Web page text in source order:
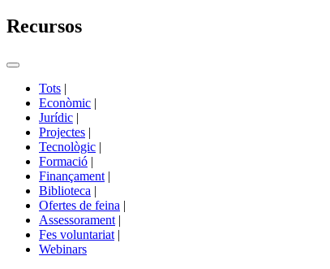
Recursos
Commutador
portals
Tots |
Econòmic |
Jurídic |
Projectes |
Tecnològic |
Formació |
Finançament |
Biblioteca |
Ofertes de feina |
Assessorament |
Fes voluntariat |
Webinars